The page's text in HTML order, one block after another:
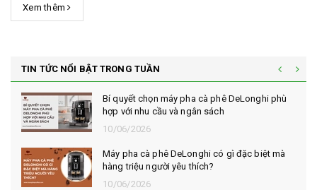
quản cà phê bột và cà phê hạt c...
Xem thêm
TIN TỨC NỔI BẬT TRONG TUẦN
Bí quyết chọn máy pha cà phê DeLonghi phù
hợp với nhu cầu và ngân sách
10/06/2026
Máy pha cà phê DeLonghi có gì đặc biệt mà
hàng triệu người yêu thích?
10/06/2026